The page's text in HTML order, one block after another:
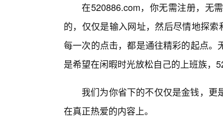
在520886.com，你无需注册，无
的，仅仅是输入网址，然后尽情地探
每一次的点击，都是通往精彩的起点
是希望在闲暇时光放松自己的上班族，
我们为你省下的不仅仅是金钱，
在真正热爱的内容上。